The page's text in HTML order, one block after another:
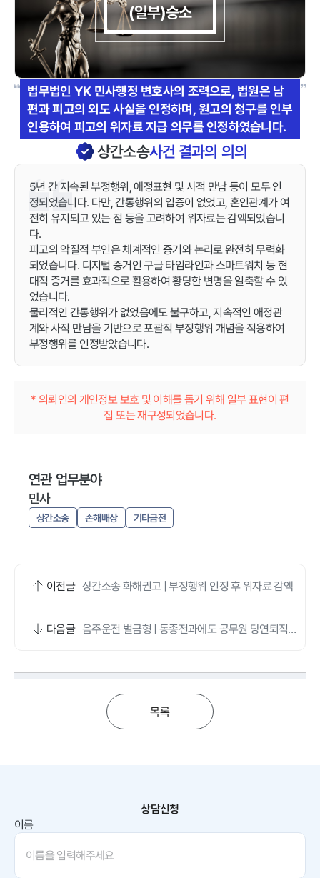
(일부)승소
법무법인 YK 민사행정 변호사의 조력으로, 법원은 남
편과 피고의 외도 사실을 인정하며, 원고의 청구를 인부
인용하여 피고의 위자료 지급 의무를 인정하였습니다.
상간소송사건 결과의 의의
5년 간 지속된 부정행위, 애정표현 및 사적 만남 등이 모두 인
정되었습니다. 다만, 간통행위의 입증이 없었고, 혼인관계가 여
전히 유지되고 있는 점 등을 고려하여 위자료는 감액되었습니
다.
피고의 악질적 부인은 체계적인 증거와 논리로 완전히 무력화
되었습니다. 디지털 증거인 구글 타임라인과 스마트워치 등 현
대적 증거를 효과적으로 활용하여 황당한 변명을 일축할 수 있
었습니다.
물리적인 간통행위가 없었음에도 불구하고, 지속적인 애정관
계와 사적 만남을 기반으로 포괄적 부정행위 개념을 적용하여
부정행위를 인정받았습니다.
* 의뢰인의 개인정보 보호 및 이해를 돕기 위해 일부 표현이 편
집 또는 재구성되었습니다.
연관 업무분야
민사
상간소송 손해배상 기타금전
이전글 상간소송 화해권고 | 부정행위 인정 후 위자료 감액
다음글 음주운전 벌금형 | 동종전과에도 공무원 당연퇴직
목록
상담신청
이름